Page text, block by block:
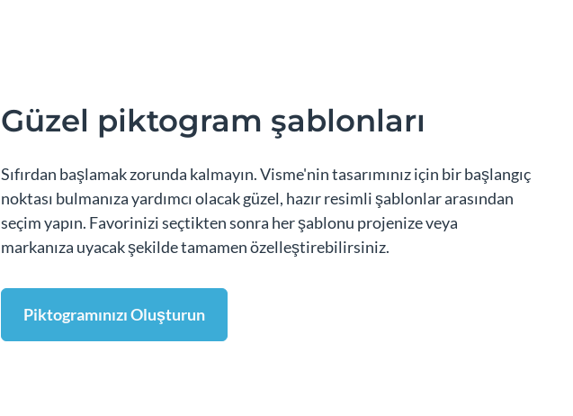
Güzel piktogram şablonları
Sıfırdan başlamak zorunda kalmayın. Visme'nin tasarımınız için bir başlangıç
​​noktası bulmanıza yardımcı olacak güzel, hazır resimli şablonlar arasından
seçim yapın. Favorinizi seçtikten sonra her şablonu projenize veya
markanıza uyacak şekilde tamamen özelleştirebilirsiniz.
Piktogramınızı Oluşturun